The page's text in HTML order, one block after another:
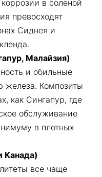
в соленой
превосходят
Сиднея и
Малайзия)
и обильные
железа. Композиты
как Сингапур, где
обслуживание
в плотных
Канада)
все чаще